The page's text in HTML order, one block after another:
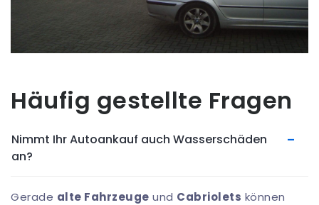
Häufig gestellte Fragen
Nimmt Ihr Autoankauf auch Wasserschäden
an?
Gerade alte Fahrzeuge und Cabriolets können